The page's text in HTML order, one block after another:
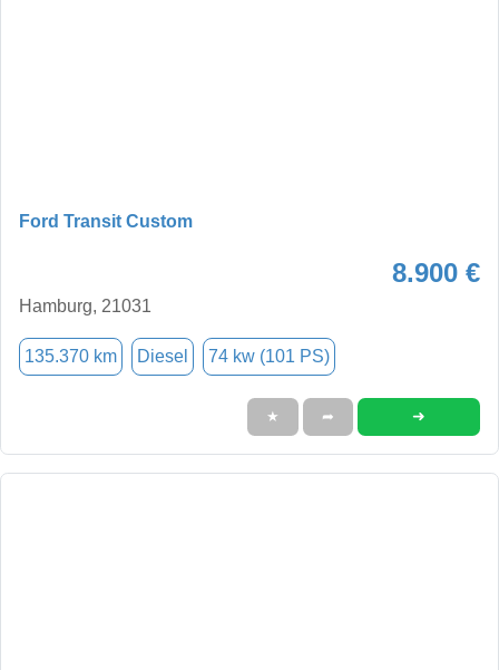
Ford Transit Custom
8.900 €
Hamburg, 21031
135.370 km Diesel 74 kw (101 PS)
★ ➦ ➜